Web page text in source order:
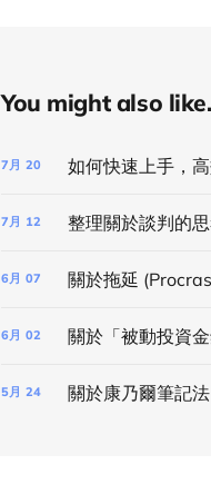
You might also
7月 20 如何快速上手，
7月 12 整理關於談判的
6月 07 關於拖延
6月 02 關於「被動投資
5月 24 關於康乃爾筆記